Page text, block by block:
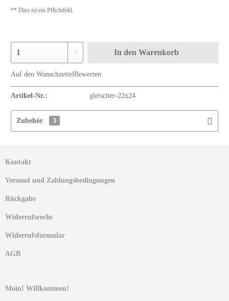
** Dies ist ein Pflichtfeld.
In den Warenkorb
Auf den WunschzettelBewerten
Artikel-Nr.: gletscher-22x24
Zubehör 3
Kontakt
Versand und Zahlungsbedingungen
Rückgabe
Widerrufsrecht
Widerrufsformular
AGB
Moin! Willkommen!